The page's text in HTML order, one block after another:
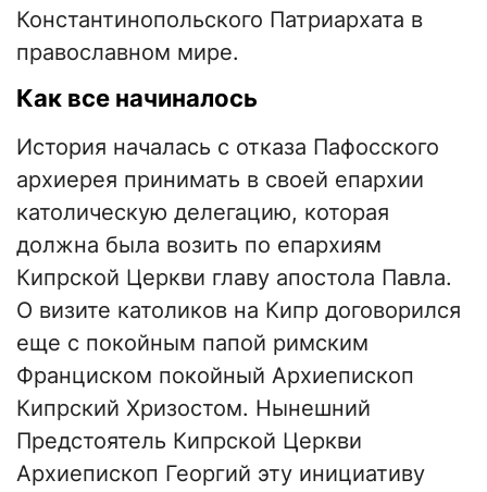
Константинопольского Патриархата в
православном мире.
Как все начиналось
История началась с отказа Пафосского
архиерея принимать в своей епархии
католическую делегацию, которая
должна была возить по епархиям
Кипрской Церкви главу апостола Павла.
О визите католиков на Кипр договорился
еще с покойным папой римским
Франциском покойный Архиепископ
Кипрский Хризостом. Нынешний
Предстоятель Кипрской Церкви
Архиепископ Георгий эту инициативу